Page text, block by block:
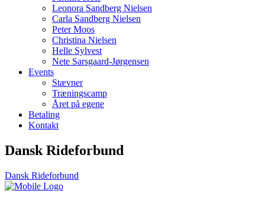
Leonora Sandberg Nielsen
Carla Sandberg Nielsen
Peter Moos
Christina Nielsen
Helle Sylvest
Nete Sarsgaard-Jørgensen
Events
Stævner
Træningscamp
Året på egene
Betaling
Kontakt
Dansk Rideforbund
Dansk Rideforbund